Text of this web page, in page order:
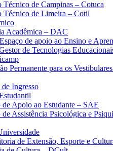
Técnico de Campinas – Cotuca
Técnico de Limeira – Cotil
Acadêmica – DAC
de apoio ao Ensino e
de Tecnologias
Permanente para os
de Ingresso
de Apoio ao Estudante – SAE
de Assistência Psicológica e
de Extensão, Esporte e